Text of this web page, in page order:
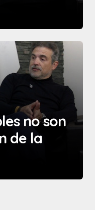
no son
de la